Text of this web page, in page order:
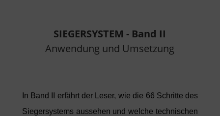
SIEGERSYSTEM - Band II
Anwendung und Umsetzung
In Band II erfährt der Leser, wie die 66 Schritte des
Siegersystems aussehen und welche technischen